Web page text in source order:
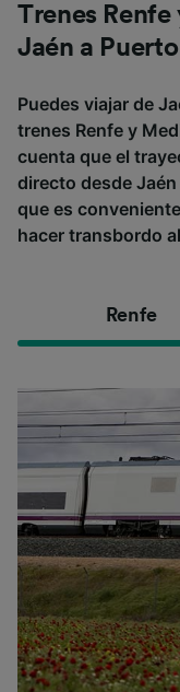
Trenes
Jaén a
Puedes viajar de
trenes Renfe y
cuenta que el
directo desde
que es
hacer transbordo
Renfe